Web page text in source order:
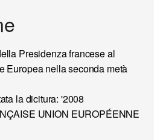
Presidenza franceseal
Europeanella seconda metà
la dicitura: '2008
UNION EUROPÉENNE